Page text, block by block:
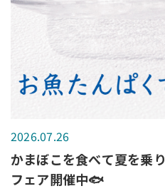
2026.07.26
かまぼこを食べて夏を乗
フェア開催中🐟